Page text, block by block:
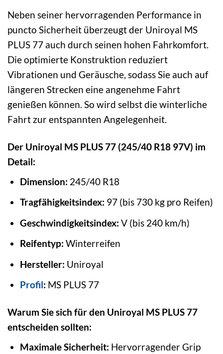
Neben seiner hervorragenden Performance in
puncto Sicherheit überzeugt der Uniroyal MS
PLUS 77 auch durch seinen hohen Fahrkomfort.
Die optimierte Konstruktion reduziert
Vibrationen und Geräusche, sodass Sie auch auf
längeren Strecken eine angenehme Fahrt
genießen können. So wird selbst die winterliche
Fahrt zur entspannten Angelegenheit.
Der Uniroyal MS PLUS 77 (245/40 R18 97V) im
Detail:
Dimension: 245/40 R18
Tragfähigkeitsindex: 97 (bis 730 kg pro Reifen)
Geschwindigkeitsindex: V (bis 240 km/h)
Reifentyp: Winterreifen
Hersteller: Uniroyal
Profil: MS PLUS 77
Warum Sie sich für den Uniroyal MS PLUS 77
entscheiden sollten:
Maximale Sicherheit: Hervorragender Grip